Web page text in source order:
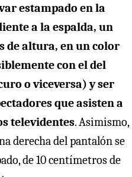
estampado en la
a la espalda, un
de altura, en un color
con el del
o viceversa) y ser
que asisten a
televidentes. Asimismo,
derecha del pantalón se
de 10 centímetros de